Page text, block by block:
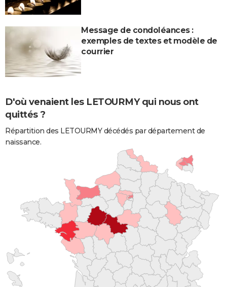
Message de condoléances :
exemples de textes et modèle de
courrier
D'où venaient les LETOURMY qui nous ont
quittés ?
Répartition des LETOURMY décédés par département de
naissance.